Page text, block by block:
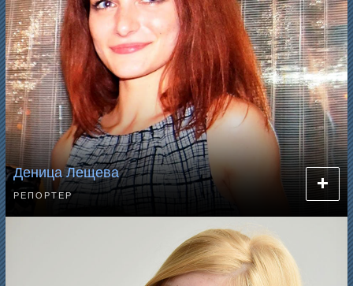
Деница Лещева
РЕПОРТЕР